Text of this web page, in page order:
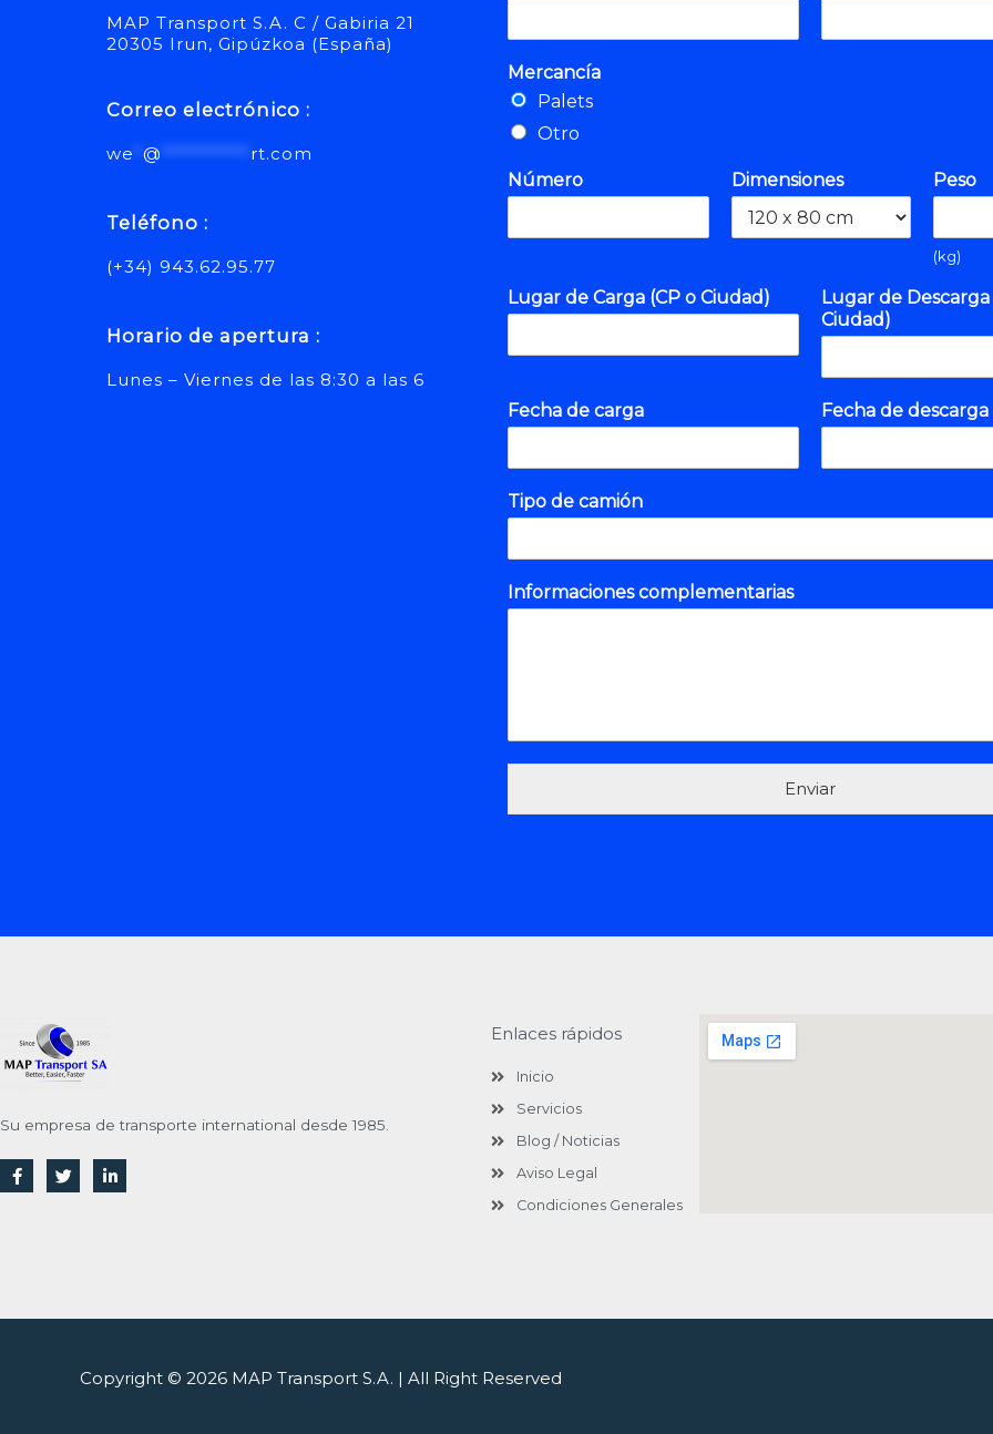
MAP Transport S.A. C / Gabiria 21
20305 Irun, Gipúzkoa (España)
Correo electrónico :
we @ rt.com
Teléfono :
(+34) 943.62.95.77
Horario de apertura :
Lunes – Viernes de las 8:30 a las 6
Mercancía
Palets
Otro
Número Dimensiones Peso
(kg)
Lugar de Carga (CP o Ciudad)
Lugar de Descarga
Ciudad)
Fecha de carga Fecha de descarga
Tipo de camión
Informaciones complementarias
Enviar
Su empresa de transporte international desde 1985.
F
a
c
T
w
i
L
i
n
Enlaces rápidos
Inicio
Servicios
Blog / Noticias
Aviso Legal
Condiciones Generales
Copyright © 2026 MAP Transport S.A. | All Right Reserved